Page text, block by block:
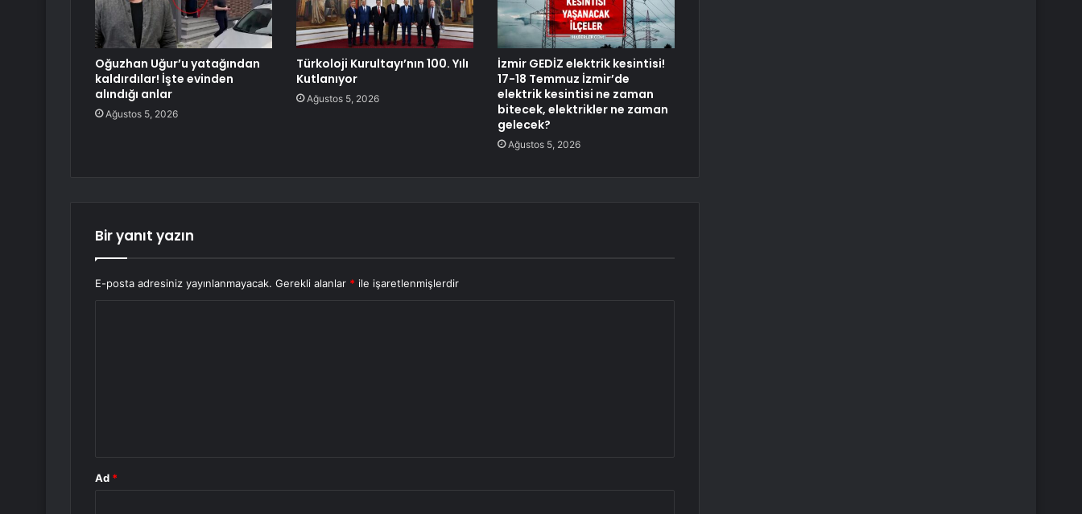
Oğuzhan Uğur’u yatağından
kaldırdılar! İşte evinden
alındığı anlar
Ağustos 5, 2026
Türkoloji Kurultayı’nın 100. Yılı
Kutlanıyor
Ağustos 5, 2026
İzmir GEDİZ elektrik kesintisi!
17-18 Temmuz İzmir’de
elektrik kesintisi ne zaman
bitecek, elektrikler ne zaman
gelecek?
Ağustos 5, 2026
Bir yanıt yazın
E-posta adresiniz yayınlanmayacak. Gerekli alanlar * ile işaretlenmişlerdir
Ad *